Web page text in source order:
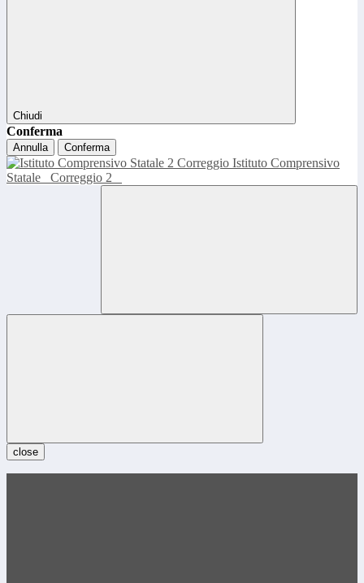
Chiudi
Conferma
Annulla Conferma
Istituto Comprensivo
Statale
Correggio 2
close